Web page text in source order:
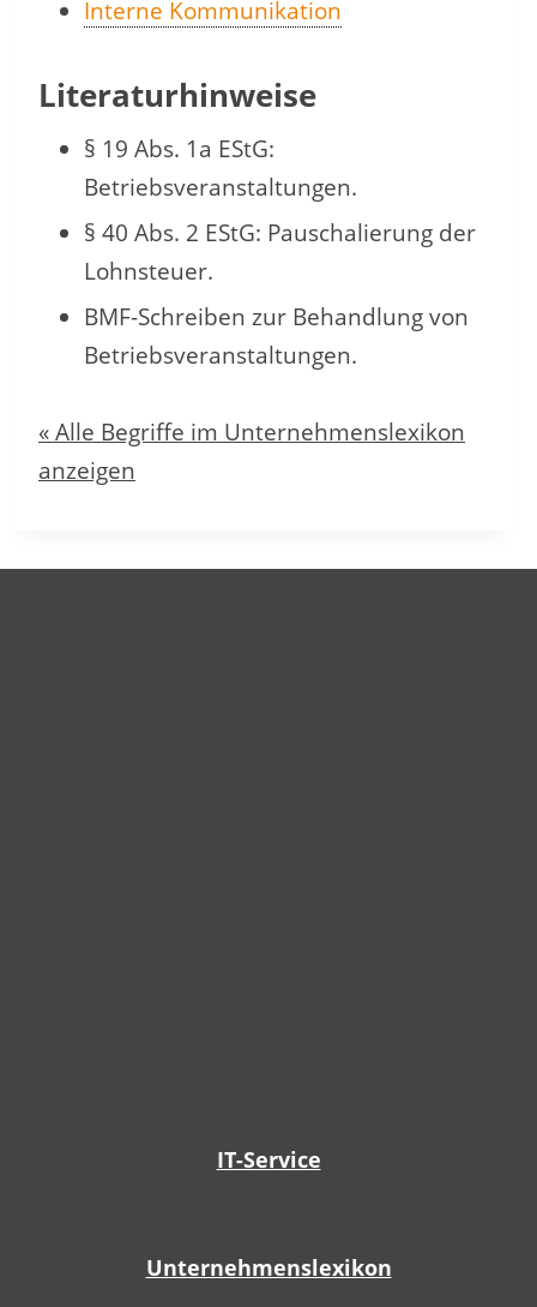
Interne Kommunikation
Literaturhinweise
§ 19 Abs. 1a EStG:
Betriebsveranstaltungen.
§ 40 Abs. 2 EStG: Pauschalierung der
Lohnsteuer.
BMF-Schreiben zur Behandlung von
Betriebsveranstaltungen.
« Alle Begriffe im Unternehmenslexikon
anzeigen
IT-Service
Unternehmenslexikon